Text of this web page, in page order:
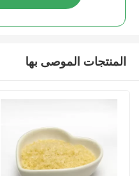
المنتجات الموصى بها